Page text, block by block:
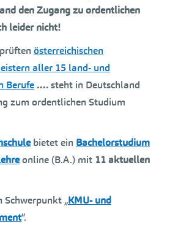
den Zugang zu ordentlichen
leider nicht!
österreichischen
aller 15 land- und
Berufe ….steht in Deutschland
zum ordentlichen Studium
bietet ein Bachelorstudium
online (B.A.) mit 11 aktuellen
Schwerpunkt „KMU- und
“.